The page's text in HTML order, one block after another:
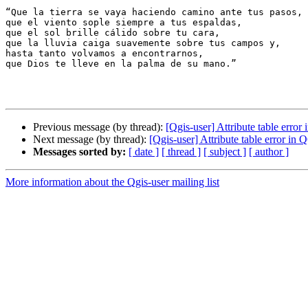
“Que la tierra se vaya haciendo camino ante tus pasos,
que el viento sople siempre a tus espaldas,
que el sol brille cálido sobre tu cara,
que la lluvia caiga suavemente sobre tus campos y,
hasta tanto volvamos a encontrarnos,
que Dios te lleve en la palma de su mano.”
Previous message (by thread): [Qgis-user] Attribute table error
Next message (by thread): [Qgis-user] Attribute table error in
Messages sorted by: [ date ] [ thread ] [ subject ] [ author ]
More information about the Qgis-user mailing list